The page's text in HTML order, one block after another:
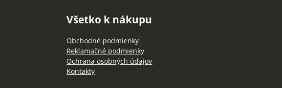
Všetko k nákupu
Obchodné podmienky
Reklamačné podmienky
Ochrana osobných údajov
Kontakty